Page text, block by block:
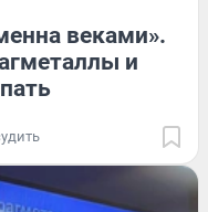
веками».
и